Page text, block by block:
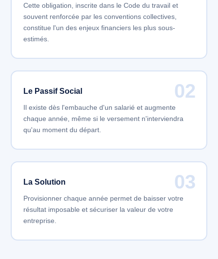
Cette obligation, inscrite dans le Code du travail et
souvent renforcée par les conventions collectives,
constitue l'un des enjeux financiers les plus sous-
estimés.
02
Le Passif Social
Il existe dès l'embauche d'un salarié et augmente
chaque année, même si le versement n'interviendra
qu'au moment du départ.
03
La Solution
Provisionner chaque année permet de baisser votre
résultat imposable et sécuriser la valeur de votre
entreprise.